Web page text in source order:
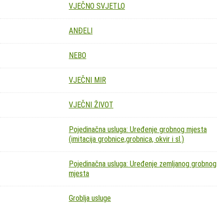
VJEČNO SVJETLO
ANĐELI
NEBO
VJEČNI MIR
VJEČNI ŽIVOT
Pojedinačna usluga: Uređenje grobnog mjesta
(imitacija grobnice,grobnica, okvir i sl.)
Pojedinačna usluga: Uređenje zemljanog grobnog
mjesta
Groblja usluge